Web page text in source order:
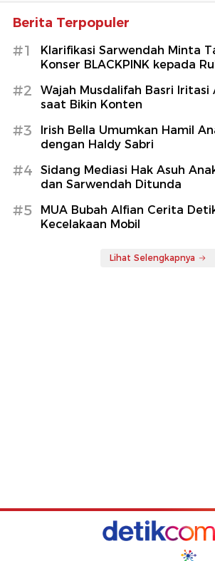
Berita Terpopuler
#1
Klarifikasi Sarwendah Minta
Konser BLACKPINK kepada
#2
Wajah Musdalifah Basri
saat Bikin Konten
#3
Irish Bella Umumkan Hamil
dengan Haldy Sabri
#4
Sidang Mediasi Hak Asuh
dan Sarwendah Ditunda
#5
MUA Bubah Alfian Cerita
Kecelakaan Mobil
Lihat Selengkapnya